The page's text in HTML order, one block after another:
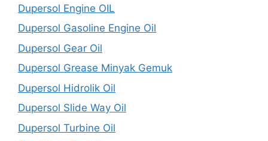
Dupersol Engine OIL
Dupersol Gasoline Engine Oil
Dupersol Gear Oil
Dupersol Grease Minyak Gemuk
Dupersol Hidrolik Oil
Dupersol Slide Way Oil
Dupersol Turbine Oil